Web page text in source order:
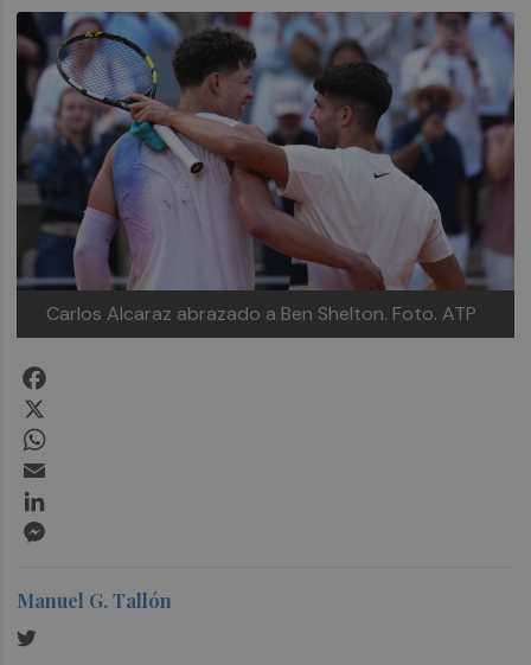
Carlos Alcaraz abrazado a Ben Shelton. Foto. ATP
Manuel G. Tallón